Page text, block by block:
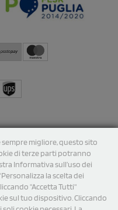
migliore, questo sito
di terze parti potranno
Informativa sull’uso dei
la scelta dei
"Accetta Tutti"
sul tuo dispositivo. Cliccando
SONO RISERVATI -
Rea MI-2110632